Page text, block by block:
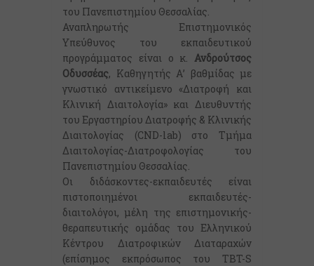
του Πανεπιστημίου Θεσσαλίας.
Αναπληρωτής Επιστημονικός
Υπεύθυνος του εκπαιδευτικού
προγράμματος είναι ο κ. Ανδρούτσος
Οδυσσέας, Καθηγητής Α’ βαθμίδας με
γνωστικό αντικείμενο «Διατροφή και
Κλινική Διαιτολογία» και Διευθυντής
του Εργαστηρίου Διατροφής & Κλινικής
Διαιτολογίας (CND-lab) στο Τμήμα
Διαιτολογίας-Διατροφολογίας του
Πανεπιστημίου Θεσσαλίας.
Οι διδάσκοντες-εκπαιδευτές είναι
πιστοποιημένοι εκπαιδευτές-
διαιτολόγοι, μέλη της επιστημονικής-
θεραπευτικής ομάδας του Ελληνικού
Κέντρου Διατροφικών Διαταραχών
(επίσημος εκπρόσωπος του TBT-S